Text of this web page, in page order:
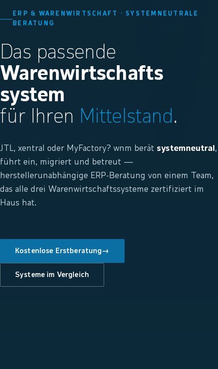
ERP & WARENWIRTSCHAFT · SYSTEMNEUTRALE
BERATUNG
Das passende
Warenwirtschafts
system
für Ihren Mittelstand.
JTL, xentral oder MyFactory? wnm berät systemneutral ,
führt ein, migriert und betreut —
herstellerunabhängige ERP-Beratung von einem Team,
das alle drei Warenwirtschaftssysteme zertifiziert im
Haus hat.
Kostenlose Erstberatung→
Systeme im Vergleich